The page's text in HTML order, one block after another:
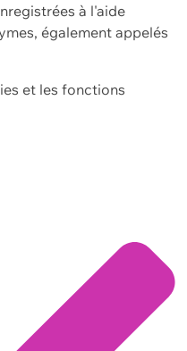
à l'aide
également appelés
et les fonctions